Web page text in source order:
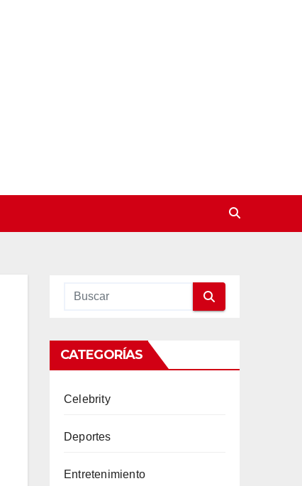
CATEGORÍAS
Celebrity
Deportes
Entretenimiento